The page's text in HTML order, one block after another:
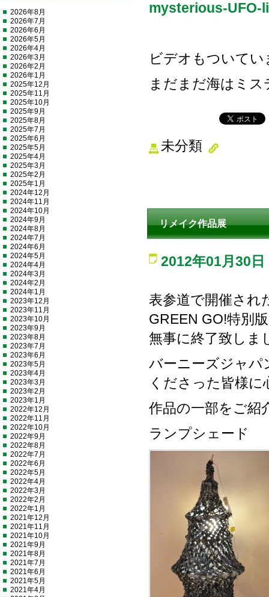
mysterious-UFO-
ビデオもついてい
まだまだ海はミ
未分類
リメイク作品展
2012年01月30日
表参道で開催され
GREEN GO!特別
無事に終了致しま
バーニーズジャパ
くださった皆様
作品の一部をご紹
ランプシェード
2026年8月
2026年7月
2026年6月
2026年5月
2026年4月
2026年3月
2026年2月
2026年1月
2025年12月
2025年11月
2025年10月
2025年9月
2025年8月
2025年7月
2025年6月
2025年5月
2025年4月
2025年3月
2025年2月
2025年1月
2024年12月
2024年11月
2024年10月
2024年9月
2024年8月
2024年7月
2024年6月
2024年5月
2024年4月
2024年3月
2024年2月
2024年1月
2023年12月
2023年11月
2023年10月
2023年9月
2023年8月
2023年7月
2023年6月
2023年5月
2023年4月
2023年3月
2023年2月
2023年1月
2022年12月
2022年11月
2022年10月
2022年9月
2022年8月
2022年7月
2022年6月
2022年5月
2022年4月
2022年3月
2022年2月
2022年1月
2021年12月
2021年11月
2021年10月
2021年9月
2021年8月
2021年7月
2021年6月
2021年5月
2021年4月